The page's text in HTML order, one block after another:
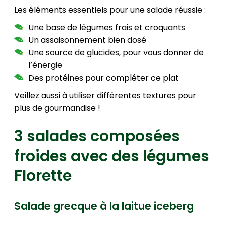
Les éléments essentiels pour une salade réussie :
Une base de légumes frais et croquants
Un assaisonnement bien dosé
Une source de glucides, pour vous donner de
l’énergie
Des protéines pour compléter ce plat
Veillez aussi à utiliser différentes textures pour
plus de gourmandise !
3 salades composées
froides avec des légumes
Florette
Salade grecque à la laitue iceberg